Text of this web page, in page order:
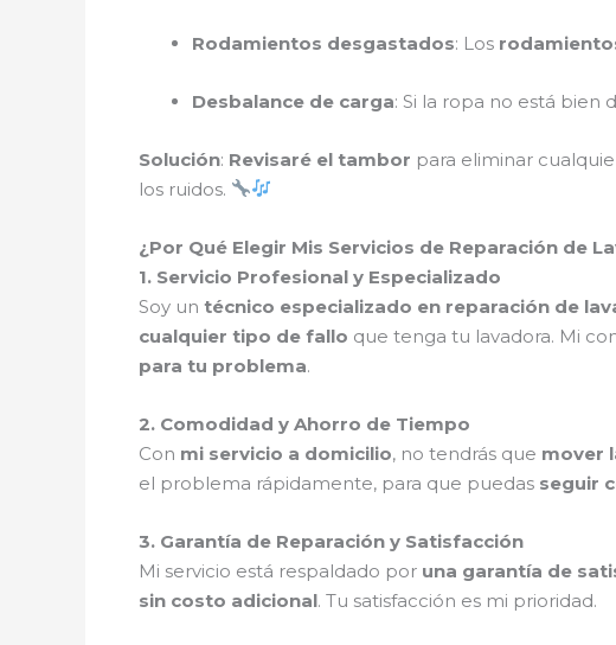
Rodamientos desgastados: Los
Desbalance de carga: Si la ropa no está bien
Solución: Revisaré el tambor para eliminar
los ruidos.
¿Por Qué Elegir Mis Servicios de Reparación de
1. Servicio Profesional y Especializado
Soy un técnico especializado en reparación de
cualquier tipo de fallo que tenga tu lavadora. Mi
para tu problema.
2. Comodidad y Ahorro de Tiempo
Con mi servicio a domicilio, no tendrás que mover
el problema rápidamente, para que puedas seguir
3. Garantía de Reparación y Satisfacción
Mi servicio está respaldado por una garantía de
sin costo adicional. Tu satisfacción es mi prioridad.